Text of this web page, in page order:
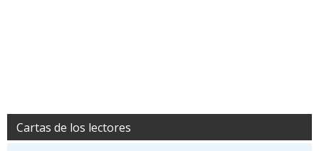
Cartas de los lectores